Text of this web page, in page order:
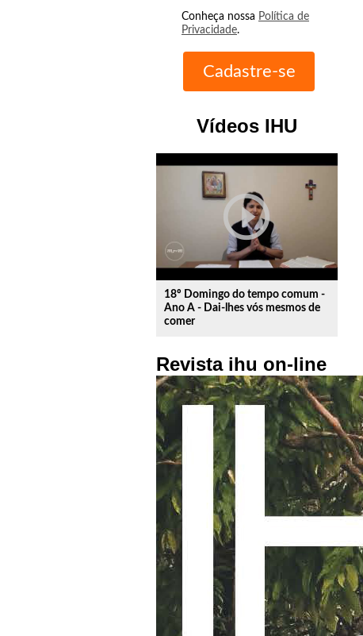
Conheça nossa Política de
Privacidade.
Vídeos IHU
play_circle_outline
18º Domingo do tempo comum -
Ano A - Dai-lhes vós mesmos de
comer
Revista ihu on-line